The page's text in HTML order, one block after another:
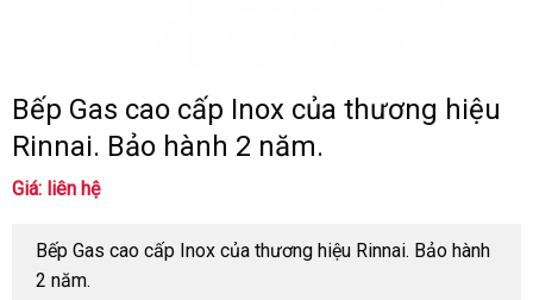
Bếp Gas cao cấp Inox của thương hiệu
Rinnai. Bảo hành 2 năm.
Giá: liên hệ
Bếp Gas cao cấp Inox của thương hiệu Rinnai. Bảo hành
2 năm.